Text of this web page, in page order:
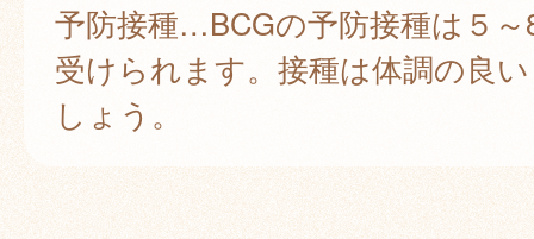
予防接種…BCGの予防接種は５
受けられます。接種は体調の良
しょう。